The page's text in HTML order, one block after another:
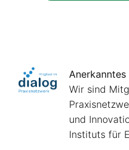
Wir sind
und
Instituts für